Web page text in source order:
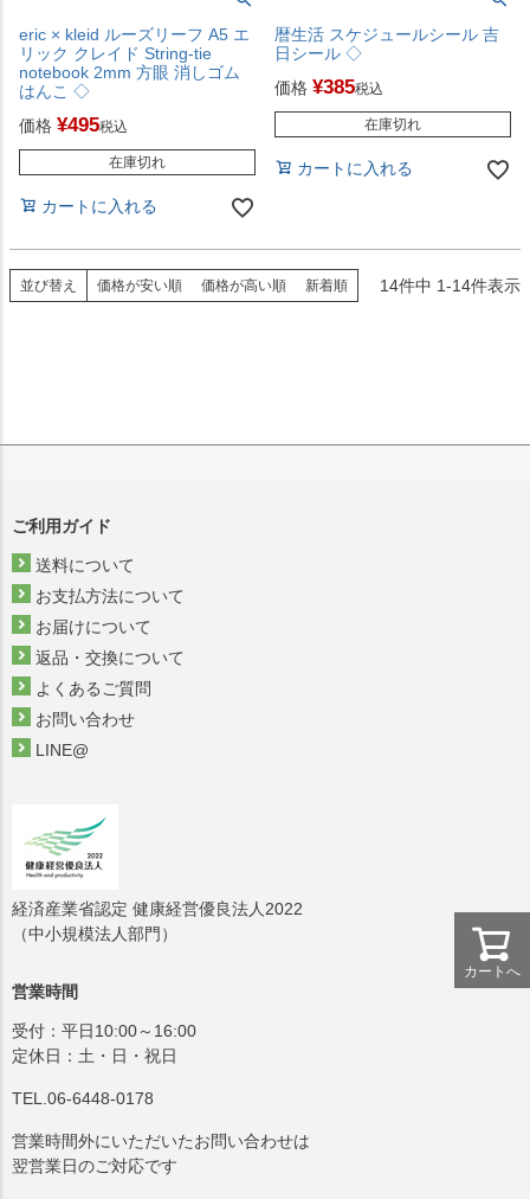
eric × kleid ルーズリーフ A5 エ
リック クレイド String-tie
notebook 2mm 方眼 消しゴム
はんこ ◇
価格 ¥495税込
在庫切れ
カートに入れる
暦生活 スケジュールシール 吉
日シール ◇
価格 ¥385税込
在庫切れ
カートに入れる
並び替え 価格が安い順 価格が高い順 新着順 14件中 1-14件表示
カートへ
ご利用ガイド
送料について
お支払方法について
お届けについて
返品・交換について
よくあるご質問
お問い合わせ
LINE@
経済産業省認定 健康経営優良法人2022
（中小規模法人部門）
営業時間
受付：平日10:00～16:00
定休日：土・日・祝日
TEL.06-6448-0178
営業時間外にいただいたお問い合わせは
翌営業日のご対応です